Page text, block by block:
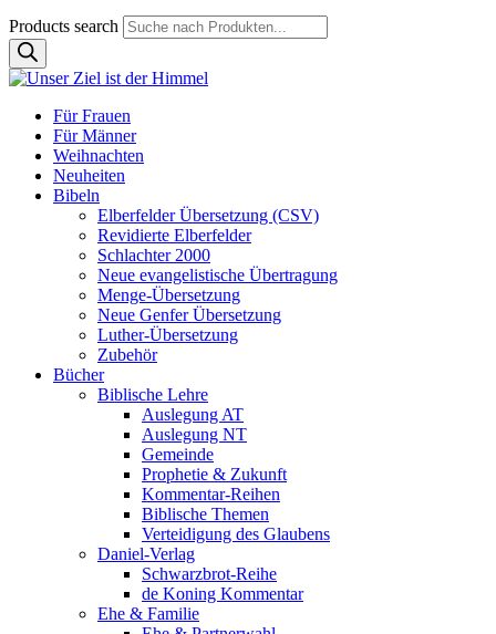
Products search
Für Frauen
Für Männer
Weihnachten
Neuheiten
Bibeln
Elberfelder Übersetzung (CSV)
Revidierte Elberfelder
Schlachter 2000
Neue evangelistische Übertragung
Menge-Übersetzung
Neue Genfer Übersetzung
Luther-Übersetzung
Zubehör
Bücher
Biblische Lehre
Auslegung AT
Auslegung NT
Gemeinde
Prophetie & Zukunft
Kommentar-Reihen
Biblische Themen
Verteidigung des Glaubens
Daniel-Verlag
Schwarzbrot-Reihe
de Koning Kommentar
Ehe & Familie